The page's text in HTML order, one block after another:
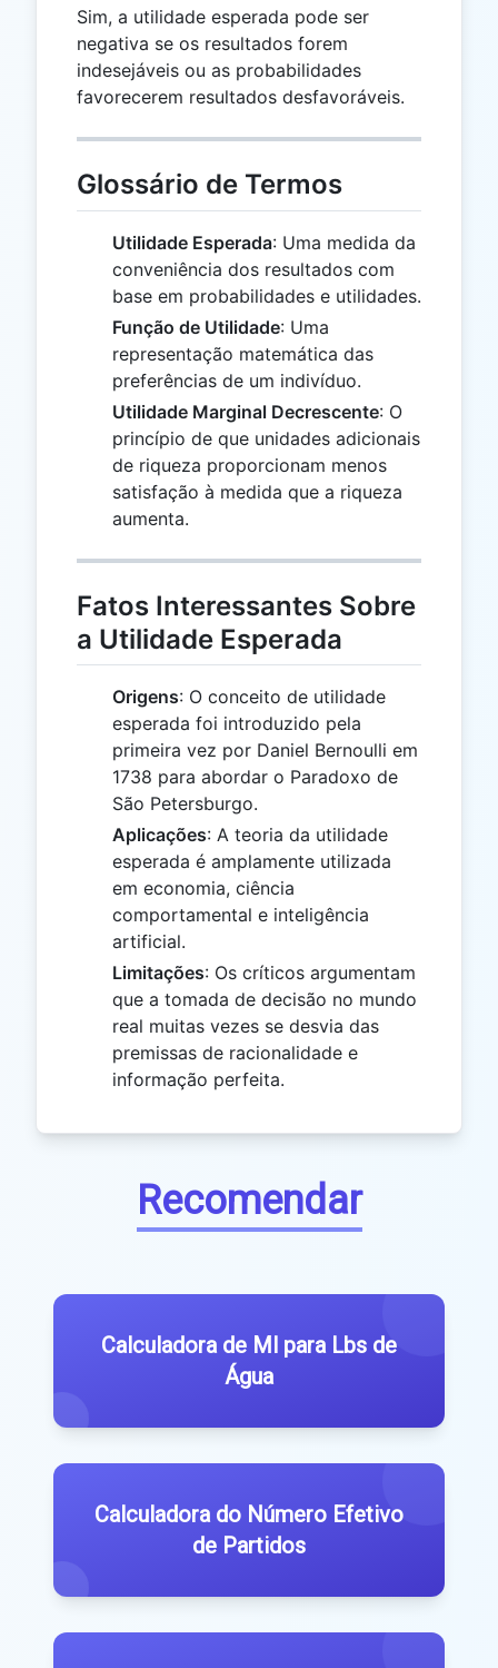
Sim, a utilidade esperada pode ser
negativa se os resultados forem
indesejáveis ou as probabilidades
favorecerem resultados desfavoráveis.
Glossário de Termos
Utilidade Esperada: Uma medida da
conveniência dos resultados com
base em probabilidades e utilidades.
Função de Utilidade: Uma
representação matemática das
preferências de um indivíduo.
Utilidade Marginal Decrescente: O
princípio de que unidades adicionais
de riqueza proporcionam menos
satisfação à medida que a riqueza
aumenta.
Fatos Interessantes Sobre
a Utilidade Esperada
Origens: O conceito de utilidade
esperada foi introduzido pela
primeira vez por Daniel Bernoulli em
1738 para abordar o Paradoxo de
São Petersburgo.
Aplicações: A teoria da utilidade
esperada é amplamente utilizada
em economia, ciência
comportamental e inteligência
artificial.
Limitações: Os críticos argumentam
que a tomada de decisão no mundo
real muitas vezes se desvia das
premissas de racionalidade e
informação perfeita.
Recomendar
Calculadora de Ml para Lbs de
Água
Calculadora do Número Efetivo
de Partidos